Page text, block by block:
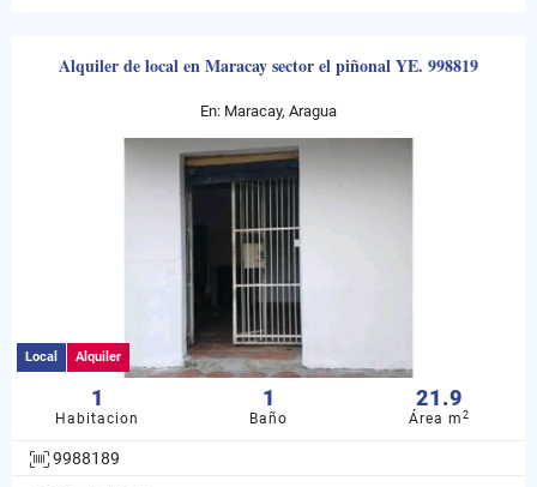
Alquiler de local en Maracay sector el piñonal YE. 998819
En: Maracay, Aragua
Local Alquiler
1
Habitacion
1
Baño
21.9
Área m2
9988189